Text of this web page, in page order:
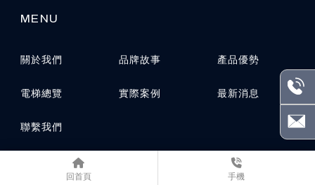
回首頁 手機
關於我們 品牌故事 產品優勢
電梯總覽 實際案例 最新消息
聯繫我們